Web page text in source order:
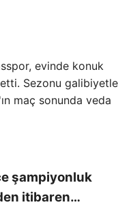
evinde konuk
Sezonu galibiyetle
maç sonunda veda
şampiyonluk
itibaren…